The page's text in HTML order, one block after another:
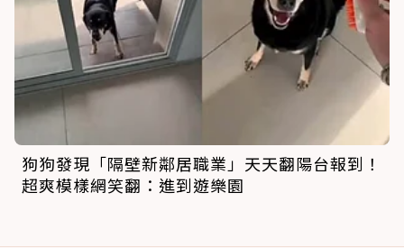
狗狗發現「隔壁新鄰居職業」天天翻陽台報到！
超爽模樣網笑翻：進到遊樂園